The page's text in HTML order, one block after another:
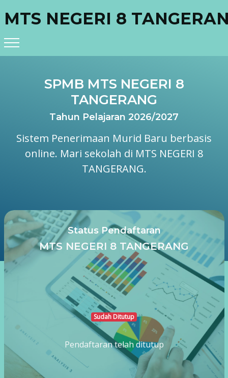
MTS NEGERI 8
SPMB MTS NEGERI 8
TANGERANG
Tahun Pelajaran 2026/2027
Sistem Penerimaan Murid Baru berbasis
online. Mari sekolah di MTS NEGERI 8
TANGERANG.
Status Pendaftaran
MTS NEGERI 8 TANGERANG
Sudah Ditutup
Pendaftaran telah ditutup